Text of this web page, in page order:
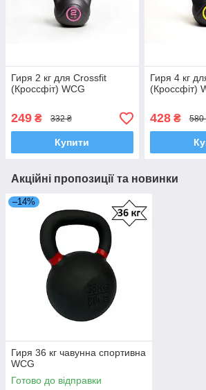
Гиря 2 кг для Crossfit
(Кроссфіт) WCG
249 ₴ 332 ₴
Купити
Гиря 4 кг
(Кроссфіт)
428₴ 580
Акційні пропозиції та новинки
–14%
Гиря 36 кг чавунна спортивна
WCG
Готово до відправки